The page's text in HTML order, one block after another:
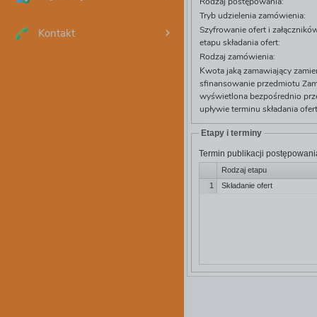
Kontakt
Tryb udzielenia zamówienia:
Szyfrowanie ofert i
etapu składania ofert:
Rodzaj zamówienia:
Kwota jaką zamawiający
sfinansowanie przedmiotu
wyświetlona bezpośrednio
upływie terminu składania
Etapy i terminy
Termin publikacji
Rodzaj etapu
1
Składanie ofert